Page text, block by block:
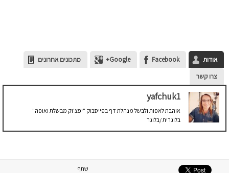
אודות Facebook
Google+
מתכונים אחרונים
צרו קשר
yafchuk1
אוהבת לאפות ולבשל מנהלת דף בפייסבוק "יפצ'וק מבשלת ואופה"
בלוגרית /בלוגר
שתף